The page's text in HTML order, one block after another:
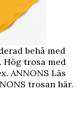
behå med
trosa med
ANNONS Läs
trosan här.